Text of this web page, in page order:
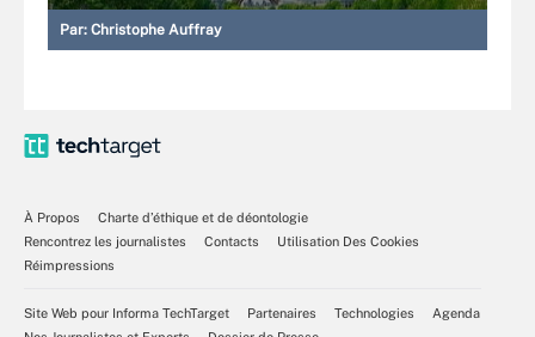
Par: Christophe Auffray
À Propos
Charte d’éthique et de déontologie
Rencontrez les journalistes
Contacts
Utilisation Des Cookies
Réimpressions
Site Web pour Informa TechTarget Partenaires Technologies
Agenda